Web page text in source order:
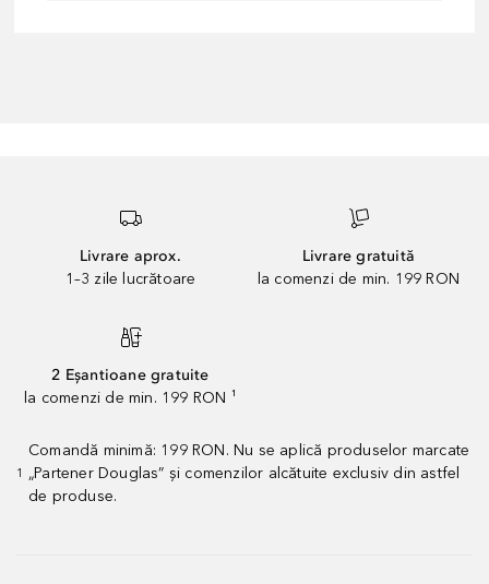
Livrare aprox.
1–3 zile lucrătoare
Livrare gratuită
la comenzi de min. 199 RON
2 Eșantioane gratuite
la comenzi de min. 199 RON ¹
1
Comandă minimă: 199 RON. Nu se aplică produselor marcate
„Partener Douglas” și comenzilor alcătuite exclusiv din astfel
de produse.